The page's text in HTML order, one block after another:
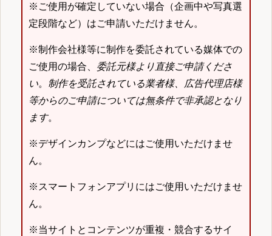
※ご使用が確定していない場合（企画中や写真選
定段階など）はご申請いただけません。
※制作会社様等に制作を委託されている媒体での
ご使用の場合、 委託元様より直接ご申請くださ
い。 制作を受託されている業者様、広告代理店様
等からのご申請については無条件で非承認となり
ます。
※デザインカンプなどにはご使用いただけませ
ん。
※スマートフォンアプリにはご使用いただけませ
ん。
※当サイトとコンテンツが重複・競合するサイ